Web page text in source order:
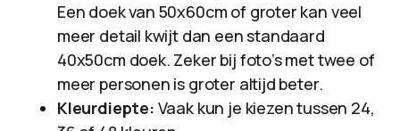
Een doek van 50x60cm of groter kan veel
meer detail kwijt dan een standaard
40x50cm doek. Zeker bij foto’s met twee of
meer personen is groter altijd beter.
Kleurdiepte: Vaak kun je kiezen tussen 24,